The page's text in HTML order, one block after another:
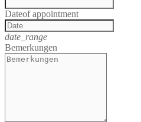
Dateof appointment
date_range
Bemerkungen